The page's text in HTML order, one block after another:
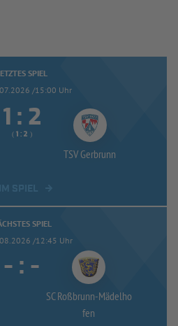
SPIEL
/15:00 Uhr
 : 
(  :  )
TSV Gerbrunn
SPIEL
/12:45 Uhr
- : -
SC Roßbrunn-Mädelho
fen